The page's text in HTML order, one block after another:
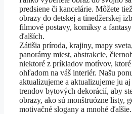
predsiene či kancelárie. Môžete
obrazy do detskej a tínedžerskej
filmové postavy, komiksy a
ďalších.
Zátišia príroda, krajiny, mapy
panorámy miest, abstrakcie,
niektoré z príkladov motívov,
ohľadom na váš interiér. Našu
aktualizujeme a aktualizujeme ju
trendov bytových dekorácií, aby
obrazy, ako sú monštruózne listy,
motivačné slogany a mnohé ďalšie.